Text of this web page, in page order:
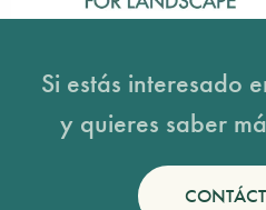
Si estás interesado
y quieres saber